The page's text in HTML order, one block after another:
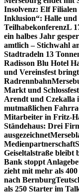
Insolvenz: Elf Filialen
Inklusion“: Halle und
TeilhabekonferenzL
ein halbes Jahr
amtlich – Stichwahl
Stadtradeln 13
Radisson Blu Hotel
und Vereinsfest
Radrennbahn
Markt und
Arendt und Czekalla
mutmaßlichen
Mitarbeiter in Fritz-
Ständehaus: Drei
ausgezeichnet
Medienpartnerschaft
Geiseltalstraße bleibt
Bank stoppt
zieht mit mehr als
nach Bernburg
als 250 Starter im